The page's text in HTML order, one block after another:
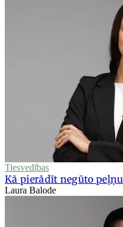
Tiesvedības
Kā pierādīt negūto
Laura Balode